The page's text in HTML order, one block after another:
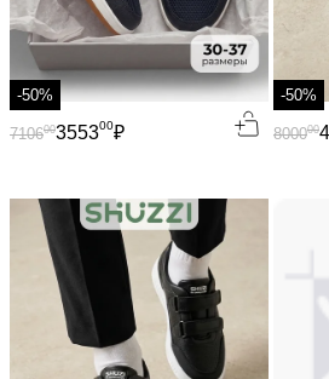
-50%
355300₽
710600
-50%
800000